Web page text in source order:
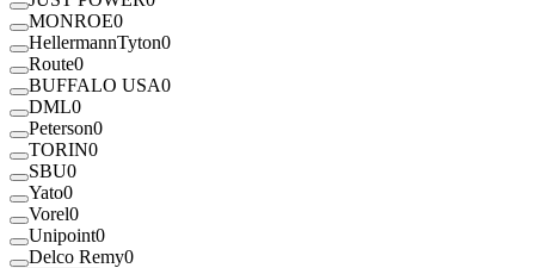
MONROE0
HellermannTyton0
Route0
BUFFALO USA0
DML0
Peterson0
TORIN0
SBU0
Yato0
Vorel0
Unipoint0
Delco Remy0